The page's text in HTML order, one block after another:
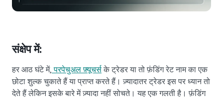
Nexo Card
निजी ग्राहक
Polkadot DOT 3.25%
न्यूज़ और इनसाइट्स
संक्षेप में:
हर आठ घंटे में, परपेचुअल फ़्यूचर्सके ट्रेडर या तो फ़ंडिंग रेट नाम का एक
छोटा शुल्क चुकाते हैं या प्राप्त करते हैं। ज़्यादातर ट्रेडर इस पर ध्यान तो
देते हैं लेकिन इसके बारे में ज़्यादा नहीं सोचते। यह एक गलती है। फ़ंडिंग